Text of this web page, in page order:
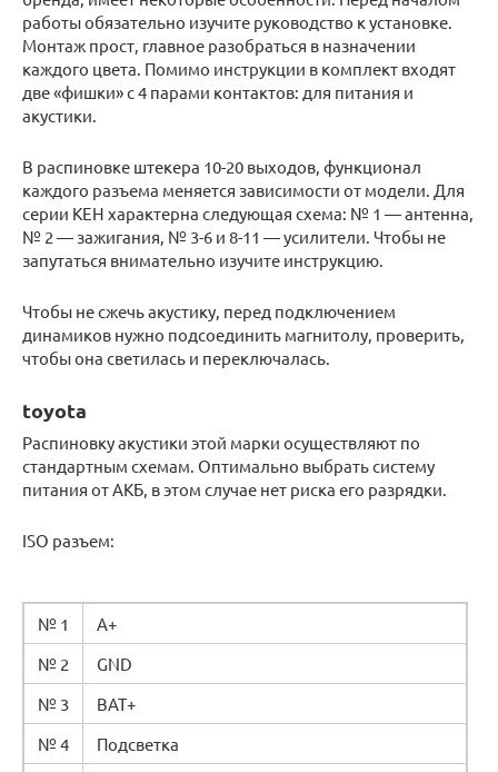
работы обязательно изучите руководство к установке.
Монтаж прост, главное разобраться в назначении
каждого цвета. Помимо инструкции в комплект входят
две «фишки» с 4 парами контактов: для питания и
акустики.
В распиновке штекера 10-20 выходов, функционал
каждого разъема меняется зависимости от модели. Для
серии KEH характерна следующая схема: № 1 — антенна,
№ 2 — зажигания, № 3-6 и 8-11 — усилители. Чтобы не
запутаться внимательно изучите инструкцию.
Чтобы не сжечь акустику, перед подключением
динамиков нужно подсоединить магнитолу, проверить,
чтобы она светилась и переключалась.
toyota
Распиновку акустики этой марки осуществляют по
стандартным схемам. Оптимально выбрать систему
питания от АКБ, в этом случае нет риска его разрядки.
ISO разъем:
№ 1
А+
№ 2
GND
№ 3
BAT+
№ 4
Подсветка